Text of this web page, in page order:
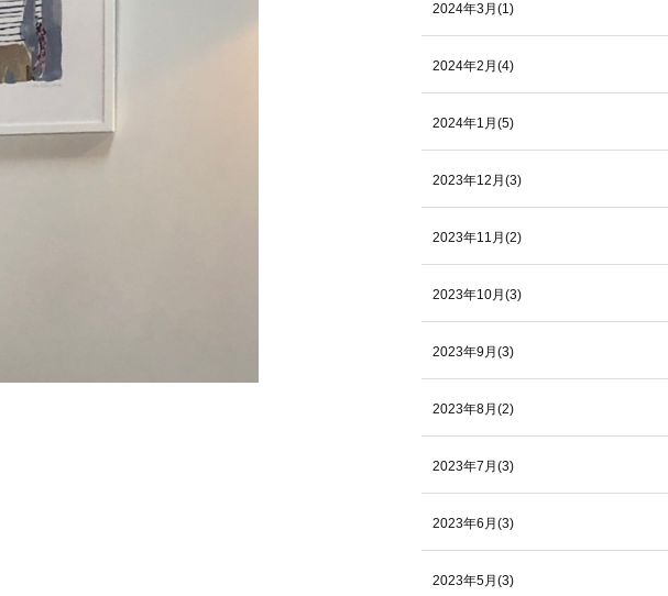
2024年3月(1)
2024年2月(4)
2024年1月(5)
2023年12月(3)
2023年11月(2)
2023年10月(3)
2023年9月(3)
2023年8月(2)
2023年7月(3)
2023年6月(3)
2023年5月(3)